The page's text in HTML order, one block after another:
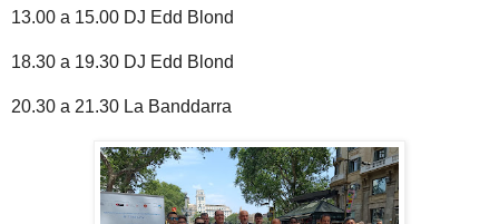
13.00 a 15.00 DJ Edd Blond
18.30 a 19.30 DJ Edd Blond
20.30 a 21.30 La Banddarra